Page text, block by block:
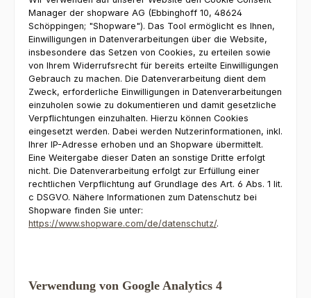
Manager der shopware AG (Ebbinghoff 10, 48624
Schöppingen; "Shopware"). Das Tool ermöglicht es Ihnen,
Einwilligungen in Datenverarbeitungen über die Website,
insbesondere das Setzen von Cookies, zu erteilen sowie
von Ihrem Widerrufsrecht für bereits erteilte Einwilligungen
Gebrauch zu machen. Die Datenverarbeitung dient dem
Zweck, erforderliche Einwilligungen in Datenverarbeitungen
einzuholen sowie zu dokumentieren und damit gesetzliche
Verpflichtungen einzuhalten. Hierzu können Cookies
eingesetzt werden. Dabei werden Nutzerinformationen, inkl.
Ihrer IP-Adresse erhoben und an Shopware übermittelt.
Eine Weitergabe dieser Daten an sonstige Dritte erfolgt
nicht. Die Datenverarbeitung erfolgt zur Erfüllung einer
rechtlichen Verpflichtung auf Grundlage des Art. 6 Abs. 1 lit.
c DSGVO. Nähere Informationen zum Datenschutz bei
Shopware finden Sie unter:
https://www.shopware.com/de/datenschutz/.
Verwendung von Google Analytics 4